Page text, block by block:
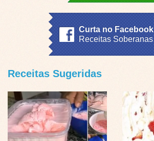
Curta no Facebook
Receitas Soberanas
Receitas Sugeridas